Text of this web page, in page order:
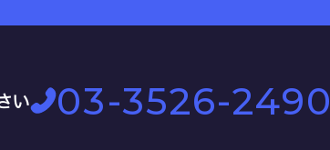
い 03-3526-2490